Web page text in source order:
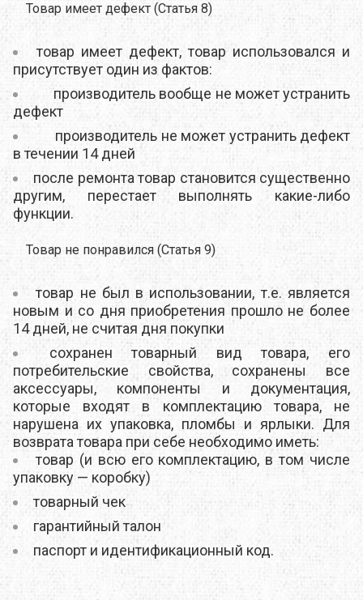
Товар имеет дефект (Статья 8)
товар имеет дефект, товар использовался и
присутствует один из фактов:
производитель вообще не может устранить
дефект
производитель не может устранить дефект
в течении 14 дней
после ремонта товар становится существенно
другим, перестает выполнять какие-либо
функции.
Товар не понравился (Статья 9)
товар не был в использовании, т.е. является
новым и со дня приобретения прошло не более
14 дней, не считая дня покупки
сохранен товарный вид товара, его
потребительские свойства, сохранены все
аксессуары, компоненты и документация,
которые входят в комплектацию товара, не
нарушена их упаковка, пломбы и ярлыки. Для
возврата товара при себе необходимо иметь:
товар (и всю его комплектацию, в том числе
упаковку — коробку)
товарный чек
гарантийный талон
паспорт и идентификационный код.